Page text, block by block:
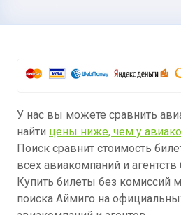
У нас вы можете сравнить
найти цены ниже, чем у
Поиск сравнит стоимость
всех авиакомпаний и
Купить билеты без комиссий
поиска Аймиго на